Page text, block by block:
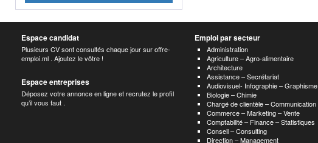
Espace candidat
Plusieurs CV sont consultés chaque jour sur offre-
emploi.ml . Ajoutez le vôtre !
Espace entreprises
Déposez votre annonce en ligne et recrutez le profil
qu’il vous faut .
Emploi par secteur
Administration
Agriculture – Agro-alimentaire
Architecture
Assistance – Secrétariat
Audiovisuel- Infographie – Graphisme
Biologie – Chimie
Chargé de clientèle – Communication
Commerce – Marketing – Vente
Comptabilité – Finance – Statistiques
Conseil – Consulting
Direction – Management